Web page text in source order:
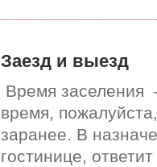
Заезд и выезд
Время заселения
время,
заранее. В
гостинице,